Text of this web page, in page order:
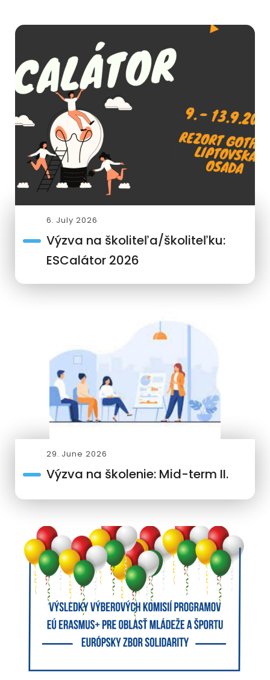
6. July 2026
Výzva na školiteľa/školiteľku:
ESCalátor 2026
29. June 2026
Výzva na školenie: Mid-term II.